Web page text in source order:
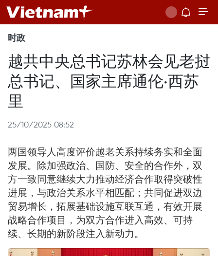
时政
越共中央总书记苏林会见老挝
总书记、国家主席通伦·西苏
里
25/10/2025 08:52
两国领导人高度评价越老关系持续务实和全面
发展。除加强政治、国防、安全的合作外，双
方一致同意继续大力推动经济合作取得突破性
进展，与政治关系水平相匹配；共同促进双边
贸易增长，拓展基础设施互联互通，有效开展
战略合作项目，为双方合作进入高效、可持
续、长期的新阶段注入新动力。